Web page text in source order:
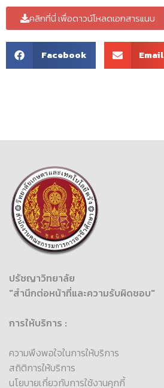
คลิกที่นี่ เพื่อดาวน์โหลดเอกสารแนบ
Facebook Email
ปรัชญาวิทยาลัย
"สำนึกต่อหน้าที่และความรับผิดชอบ"
การให้บริการ :
ความพึงพอใจในการให้บริการ
สถิติการให้บริการ
นโยบายเกี่ยวกับการใช้งานคุกกี้